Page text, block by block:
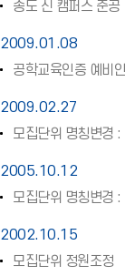
송도 신 캠퍼스 준공
2009.01.08
공학교육인증 예비
2009.02.27
모집단위 명칭변경
2005.10.12
모집단위 명칭변경
2002.10.15
모집단위 정원조정